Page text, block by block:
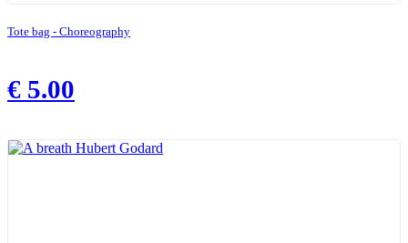
Tote bag - Choreography
€ 5.00